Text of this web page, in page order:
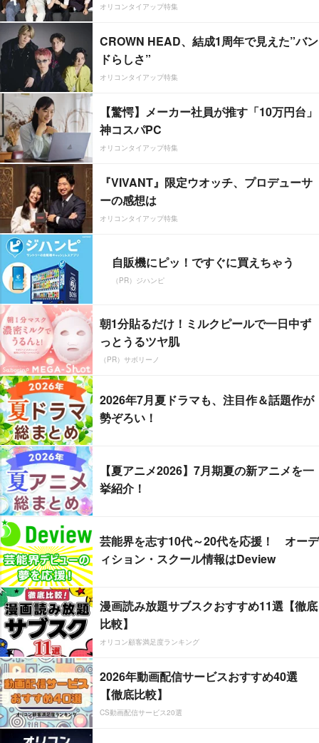
オリコンタイアップ特集
CROWN HEAD、結成1周年で見えた”バン
ドらしさ”
オリコンタイアップ特集
【驚愕】メーカー社員が推す「10万円台」
神コスパPC
オリコンタイアップ特集
『VIVANT』限定ウオッチ、プロデューサ
ーの感想は
オリコンタイアップ特集
自販機にピッ！ですぐに買えちゃう
（PR）ジハンピ
朝1分貼るだけ！ミルクピールで一日中ず
っとうるツヤ肌
（PR）サボリーノ
2026年7月夏ドラマも、注目作＆話題作が
勢ぞろい！
【夏アニメ2026】7月期夏の新アニメを一
挙紹介！
芸能界を志す10代～20代を応援！ オーデ
ィション・スクール情報はDeview
漫画読み放題サブスクおすすめ11選【徹底
比較】
オリコン顧客満足度ランキング
2026年動画配信サービスおすすめ40選
【徹底比較】
CS動画配信サービス20選